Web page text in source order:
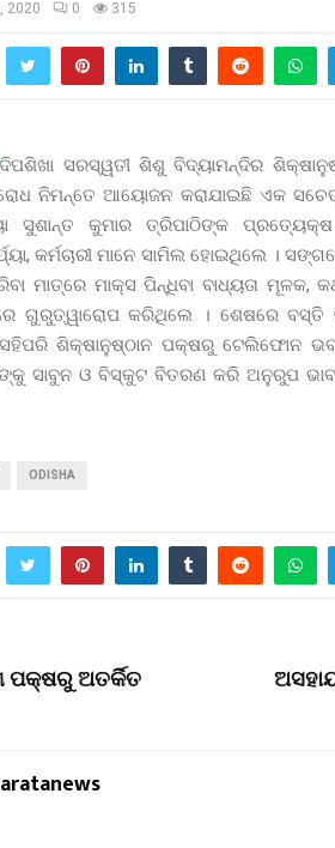
2020 0 315
ଦିପଶିଖା ସରସ୍ୱତୀ ଶିଶୁ ବିଦ୍ୟାମନ୍ଦିର
ନିମନ୍ତେ ଆୟୋଜନ କରାଯାଇଛି ଏକ
ସୁଶାନ୍ତ କୁମାର ତ୍ରିପାଠିଙ୍କ
କର୍ମଚାରୀ ମାନେ ସାମିଲ ହୋଇଥିଲେ ।
ମାତ୍ରେ ମାକ୍ସ ପିନ୍ଧିବା ବାଧ୍ୟତା ମୂଳକ,
ଗୁରୁତ୍ୱାରୋପ କରିଥିଲେ । ଶେଷରେ ବସ୍ତି
ଶିକ୍ଷାନୁଷ୍ଠାନ ପକ୍ଷରୁ ଟେଲିଫୋନ
ସାବୁନ ଓ ବିସ୍କୁଟ ବିତରଣ କରି ଅନୁରୁପ
ODISHA
ଅତର୍କିତ